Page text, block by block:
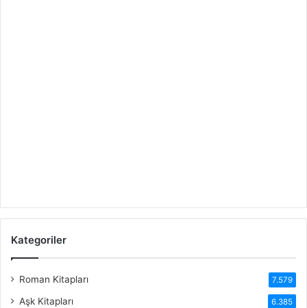
Kategoriler
Roman Kitapları 7.579
Aşk Kitapları 6.385